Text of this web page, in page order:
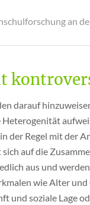
an
darauf
der Regel mit der
auf die
aus und
wie Alter
und soziale Lage